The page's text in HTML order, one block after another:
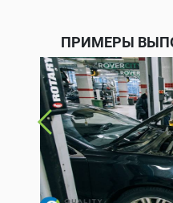
ПРИМЕРЫ